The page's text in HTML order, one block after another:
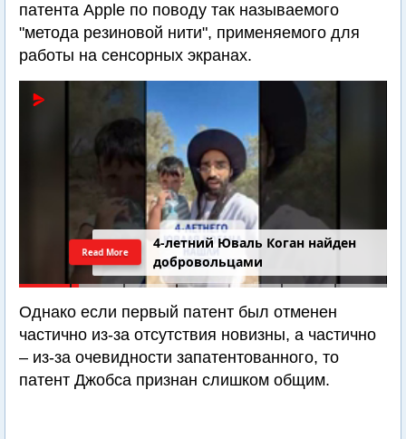
патента Apple по поводу так называемого
"метода резиновой нити", применяемого для
работы на сенсорных экранах.
4-летний Юваль Коган найден
добровольцами
Read More
Однако если первый патент был отменен
частично из-за отсутствия новизны, а частично
– из-за очевидности запатентованного, то
патент Джобса признан слишком общим.